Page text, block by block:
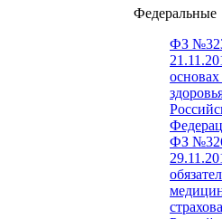
Федеральные
ФЗ
ФЗ